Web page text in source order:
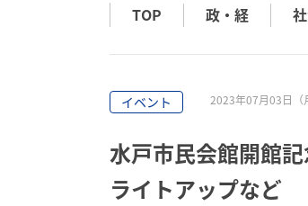
TOP 政・経
イベント 2023年07月03日（
水戸市民会館開館
ライトアップなど